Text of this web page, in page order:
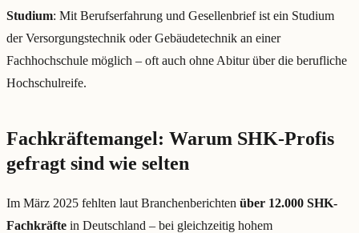
Studium: Mit Berufserfahrung und Gesellenbrief ist ein Studium
der Versorgungstechnik oder Gebäudetechnik an einer
Fachhochschule möglich – oft auch ohne Abitur über die berufliche
Hochschulreife.
Fachkräftemangel: Warum SHK-Profis
gefragt sind wie selten
Im März 2025 fehlten laut Branchenberichten über 12.000 SHK-
Fachkräfte in Deutschland – bei gleichzeitig hohem